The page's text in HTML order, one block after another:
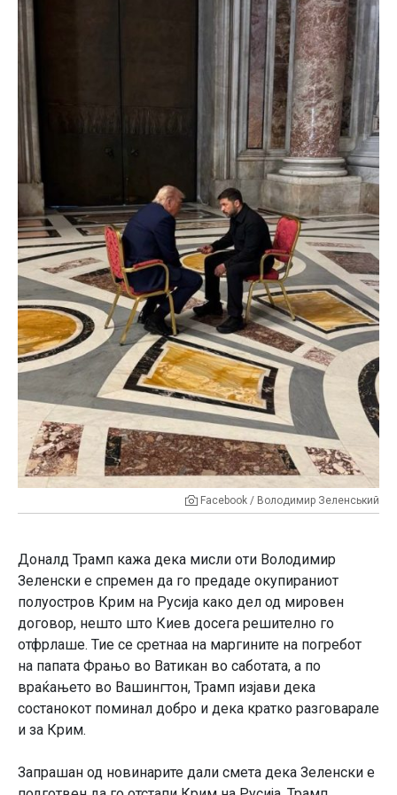
Facebook / Володимир Зеленський
Доналд Трамп кажа дека мисли оти Володимир
Зеленски е спремен да го предаде окупираниот
полуостров Крим на Русија како дел од мировен
договор, нешто што Киев досега решително го
отфрлаше. Тие се сретнаа на маргините на погребот
на папата Фрањо во Ватикан во саботата, а по
враќањето во Вашингтон, Трамп изјави дека
состанокот поминал добро и дека кратко разговарале
и за Крим.
Запрашан од новинарите дали смета дека Зеленски е